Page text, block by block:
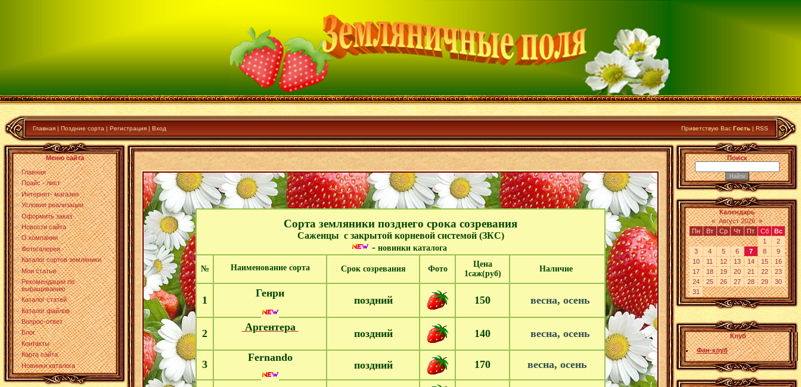
" width:25%>
Главная | Поздние сорта | Регистрация | Вход Приветствую Вас Гость | RSS
Меню сайта
Главная
Прайс - лист
Интернет- магазин
Условия реализации
Оформить заказ
Новости сайта
О компании
Фотогалерея
Каталог сортов земляники
Мои статьи
Рекомендации по
выращиванию
Каталог статей
Каталог файлов
Вопрос-ответ
Блог
Контакты
Карта сайта
Новинки каталога
Сорта земляники позднего срока созревания
Саженцы с закрытой корневой системой (ЗКС)
- новинки каталога
№ Наименование сорта Срок созревания Фото
Цена
1саж(руб)
Наличие
1
Генри
поздний 150 весна, осень
2
Аргентера
поздний 140 весна, осень
3
Fernando
поздний 170 весна, осень
Поиск
Календарь
« Август 2026 »
Пн
Вт Ср Чт Пт Сб
Вс
1
2
3
4 5 6 7 8
9
10
11 12 13 14 15
16
17
18 19 20 21 22
23
24
25 26 27 28 29
30
31
Клуб
Фан-клуб